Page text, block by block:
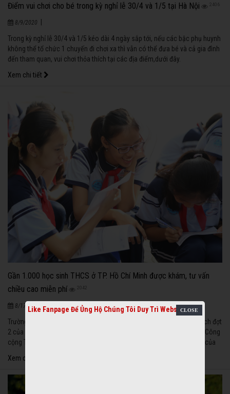
Điểm vui chơi cho bé trong kỳ nghỉ lễ 30/4 và 1/5 tại Hà Nội 2406
8/9/2020
Trong kỳ nghỉ lễ 30/4 và 1/5 kéo dài 4 ngày sắp tới, nếu các bậc phụ huynh
không thể tổ chức 1 chuyến đi chơi xa thì vẫn có thể đưa bé và cả gia đình
đến tham quan, vui chơi thỏa thích tại các địa điểm,dưới đây.
Xem chi tiết
Gần 1.000 học sinh THCS ở TP. Hồ Chí Minh được khám, tư vấn
chiều cao miễn phí
8/17/2020
|
Trường THCS Hoàng Quốc Việt là điểm trường đầu tiên trong chiến dịch đợt
2 của chương trình khám và tư vấn tăng chiều cao do Trung tâm Y tế Công
cộng TP. Hồ Chí Minh phối hợp với nhãn hàng Vipteen tăng chiều cao của
thành phố Hồ Chí Minh, kéo dài từ ngày 3/5 đến ngày 25/5/2017.
Xem chi tiết
Like Fanpage Để Ủng Hộ Chúng Tôi Duy Trì Website